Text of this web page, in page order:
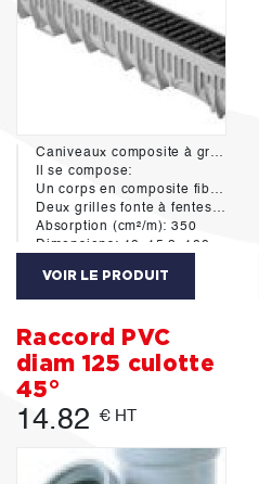
Caniveaux composite à grille fonte, largeur utile 100mm, classe de charge C250 selon norme EN 1433.
Il se compose:
Un corps en composite fibres de verre, avec feuillure en composite (ep 6mm), longueur 1m, avec jonctions emboitables et étanchables.
Deux grilles fonte à fentes 12/92mm, classe de charge C250.
Absorption (cm²/m): 350
Dimensions: 10x15.8x100xm
VOIR LE PRODUIT
Raccord PVC
diam 125 culotte
45°
14.82 € HT